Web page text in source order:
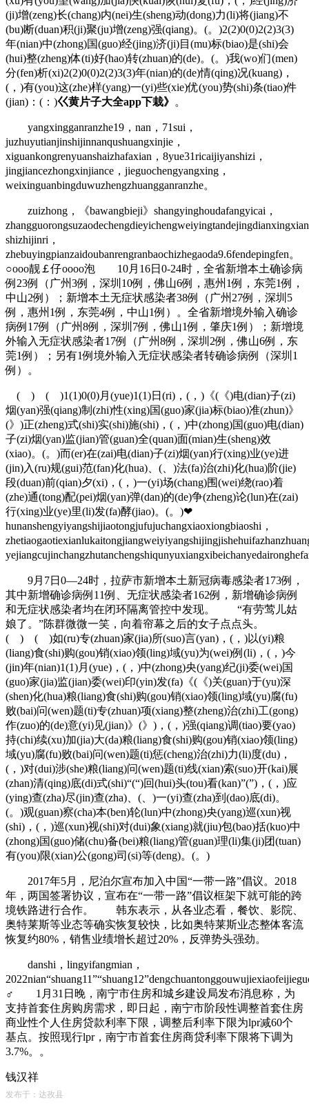
(ji)增(zeng)长(chang)内(nei)生(sheng)动(dong)力(li)将(jiang)不
(bu)断(duan)积(ji)聚(ju)增(zeng)强(qiang)。(。)2(2)0(0)2(2)3(3)
年(nian)中(zhong)国(guo)经(jing)济(ji)目(mu)标(biao)是(shi)会
(hui)整(zheng)体(ti)好(hao)转(zhuan)的(de)。(。)我(wo)们(men)
分(fen)析(xi)2(2)0(0)2(2)3(3)年(nian)的(de)情(qing)况(kuang)，
(，)有(you)这(zhe)样(yang)一(yi)些(xie)优(you)势(shi)条(tiao)件
(jian)：(：)巜黄片子大全app下栽》 。
yangxingganranzhe19，nan，71sui，
juzhuyutianjinshijinnanqushuangxinjie，
xiguankongrenyuanshaizhafaxian，8yue31ricaijiyanshizi，
jingjiancezhongxinjiance，jieguochengyangxing，
weixinguanbingduwuzhengzhuangganranzhe。
zuizhong，《bawangbieji》shangyinghoudafangyicai，
shizhijinri，
zhebuyingpianzaidoubanrengranbaochizhegaoda9.6fendepingfen。
○оοo靓￡仔oοоo泡 10月16日0-24时，全省新增本土确诊病
例23例（广州3例，深圳10例，佛山6例，惠州1例，东莞1例，
中山2例）；新增本土无症状感染者38例（广州27例，深圳5
例，惠州1例，东莞4例，中山1例）。全省新增境外输入确诊
病例17例（广州8例，深圳7例，佛山1例，肇庆1例）；新增境
外输入无症状感染者17例（广州8例，深圳2例，佛山6例，东
莞1例）；另有1例境外输入无症状感染者转确诊病例（深圳1
例）。
( ) ( )1(1)0(0)月(yue)1(1)日(ri)，(，)《(《)电(dian)子(zi)
烟(yan)强(qiang)制(zhi)性(xing)国(guo)家(jia)标(biao)准(zhun)》
(》)正(zheng)式(shi)实(shi)施(shi)，(，)中(zhong)国(guo)电(dian)
子(zi)烟(yan)监(jian)管(guan)全(quan)面(mian)生(sheng)效
(xiao)。(。)而(er)在(zai)电(dian)子(zi)烟(yan)行(xing)业(ye)进
(jin)入(ru)规(gui)范(fan)化(hua)、(、)法(fa)治(zhi)化(hua)阶(jie)
段(duan)前(qian)夕(xi)，(，)一(yi)场(chang)围(wei)绕(rao)着
(zhe)通(tong)配(pei)烟(yan)弹(dan)的(de)争(zheng)论(lun)在(zai)
行(xing)业(ye)里(li)发(fa)酵(jiao)。(。)❤
hunanshengyiyangshijiaotongjufujuchangxiaoxiongbiaoshi，
9月7日0—24时， 拉萨市新增本土新冠病毒感染者173例，
其中新增确诊病例11例、无症状感染者162例，新增确诊病例
和无症状感染者均在闭环隔离管控中发现。
“有劳莺儿姑
娘了。”陈群微微一笑，向着帘幕之后的女子点点头。
( ) ( )如(ru)专(zhuan)家(jia)所(suo)言(yan)，(，)以(yi)粮
(liang)食(shi)购(gou)销(xiao)领(ling)域(yu)为(wei)例(li)，(，)今
(jin)年(nian)1(1)月(yue)，(，)中(zhong)央(yang)纪(ji)委(wei)国
(guo)家(jia)监(jian)委(wei)印(yin)发(fa)《(《)关(guan)于(yu)深
(shen)化(hua)粮(liang)食(shi)购(gou)销(xiao)领(ling)域(yu)腐(fu)
败(bai)问(wen)题(ti)专(zhuan)项(xiang)整(zheng)治(zhi)工(gong)
作(zuo)的(de)意(yi)见(jian)》(》)，(，)强(qiang)调(tiao)要(yao)
持(chi)续(xu)加(jia)大(da)粮(liang)食(shi)购(gou)销(xiao)领(ling)
域(yu)腐(fu)败(bai)问(wen)题(ti)惩(cheng)治(zhi)力(li)度(du)，
(，)对(dui)涉(she)粮(liang)问(wen)题(ti)线(xian)索(suo)开(kai)展
(zhan)清(qing)底(di)式(shi)“(“)回(hui)头(tou)看(kan)”(”)，(，)应
(ying)查(zha)尽(jin)查(zha)、(、)一(yi)查(zha)到(dao)底(di)。
(。)观(guan)察(cha)本(ben)轮(lun)中(zhong)央(yang)巡(xun)视
(shi)，(，)巡(xun)视(shi)对(dui)象(xiang)就(jiu)包(bao)括(kuo)中
(zhong)国(guo)储(chu)备(bei)粮(liang)管(guan)理(li)集(ji)团(tuan)
有(you)限(xian)公(gong)司(si)等(deng)。(。)
2017年5月，尼泊尔宣布加入中国“一带一路”倡议。2018
年，两国签署协议，宣布在“一带一路”倡议框架下就可能的跨
境铁路进行合作。 韩东表示，从各业态看，餐饮、影院、
奥特莱斯等业态等确实恢复较快，比如奥特莱斯业态整体客流
恢复约80%，销售业绩增长超过20%，反弹势头强劲。
danshi，lingyifangmian，
♂ 1月31日晚，南宁市住房和城乡建设局发布消息称，为
支持首套住房购房需求，即日起，南宁市阶段性调整首套住房
商业性个人住房贷款利率下限，调整后利率下限为lpr减60个
基点。按照现行lpr，南宁市首套住房商贷利率下限将下调为
3.7%。。
钱汉祥
发布于：达孜县